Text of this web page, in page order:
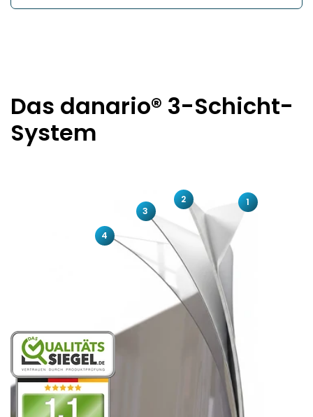
Das danario® 3-Schicht-
System
1
2
3
4